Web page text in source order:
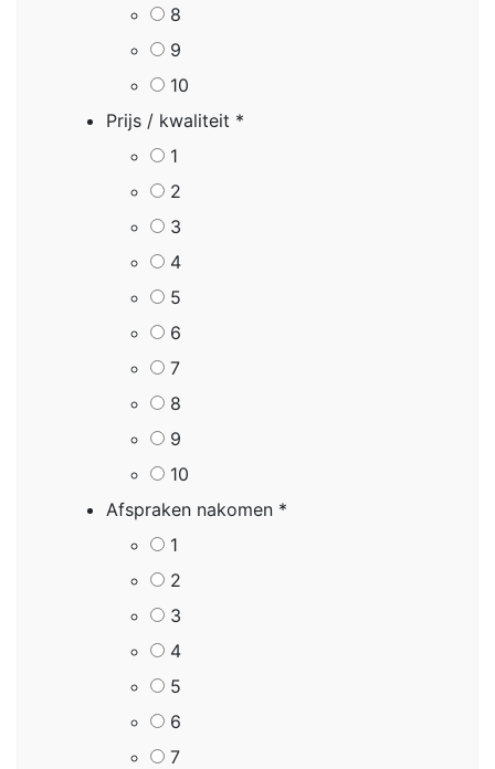
8
9
10
Prijs / kwaliteit *
1
2
3
4
5
6
7
8
9
10
Afspraken nakomen *
1
2
3
4
5
6
7